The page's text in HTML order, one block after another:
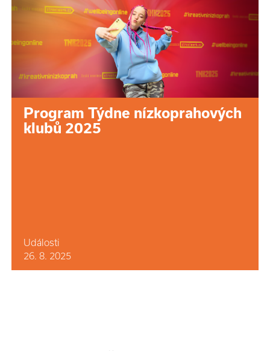
Program Týdne nízkoprahových
klubů 2025
Události
26. 8. 2025